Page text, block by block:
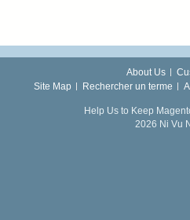
About Us
Site Map
Rechercher un terme
Help Us to Keep
2026 Ni Vu